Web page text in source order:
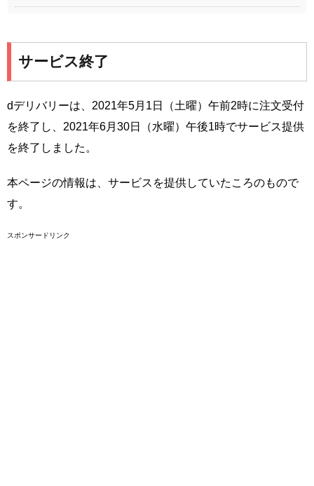
サービス終了
dデリバリーは、2021年5月1日（土曜）午前2時に注文受付
を終了し、2021年6月30日（水曜）午後1時でサービス提供
を終了しました。
本ページの情報は、サービスを提供していたころのもので
す。
スポンサードリンク